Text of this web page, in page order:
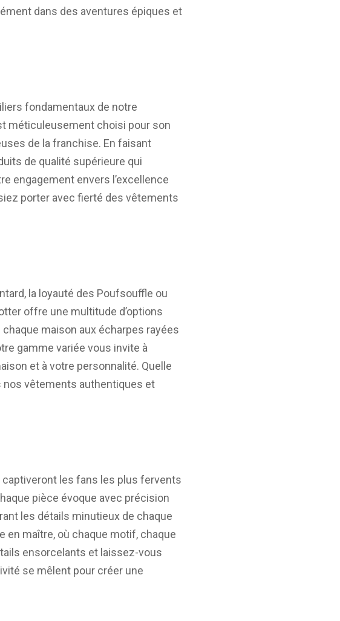
dans des aventures épiques et
fondamentaux de notre
méticuleusement choisi pour son
de la franchise. En faisant
de qualité supérieure qui
engagement envers l’excellence
porter avec fierté des vêtements
la loyauté des Poufsouffle ou
offre une multitude d’options
maison aux écharpes rayées
gamme variée vous invite à
et à votre personnalité. Quelle
nos vêtements authentiques et
les fans les plus fervents
pièce évoque avec précision
les détails minutieux de chaque
en maître, où chaque motif, chaque
ensorcelants et laissez-vous
se mêlent pour créer une